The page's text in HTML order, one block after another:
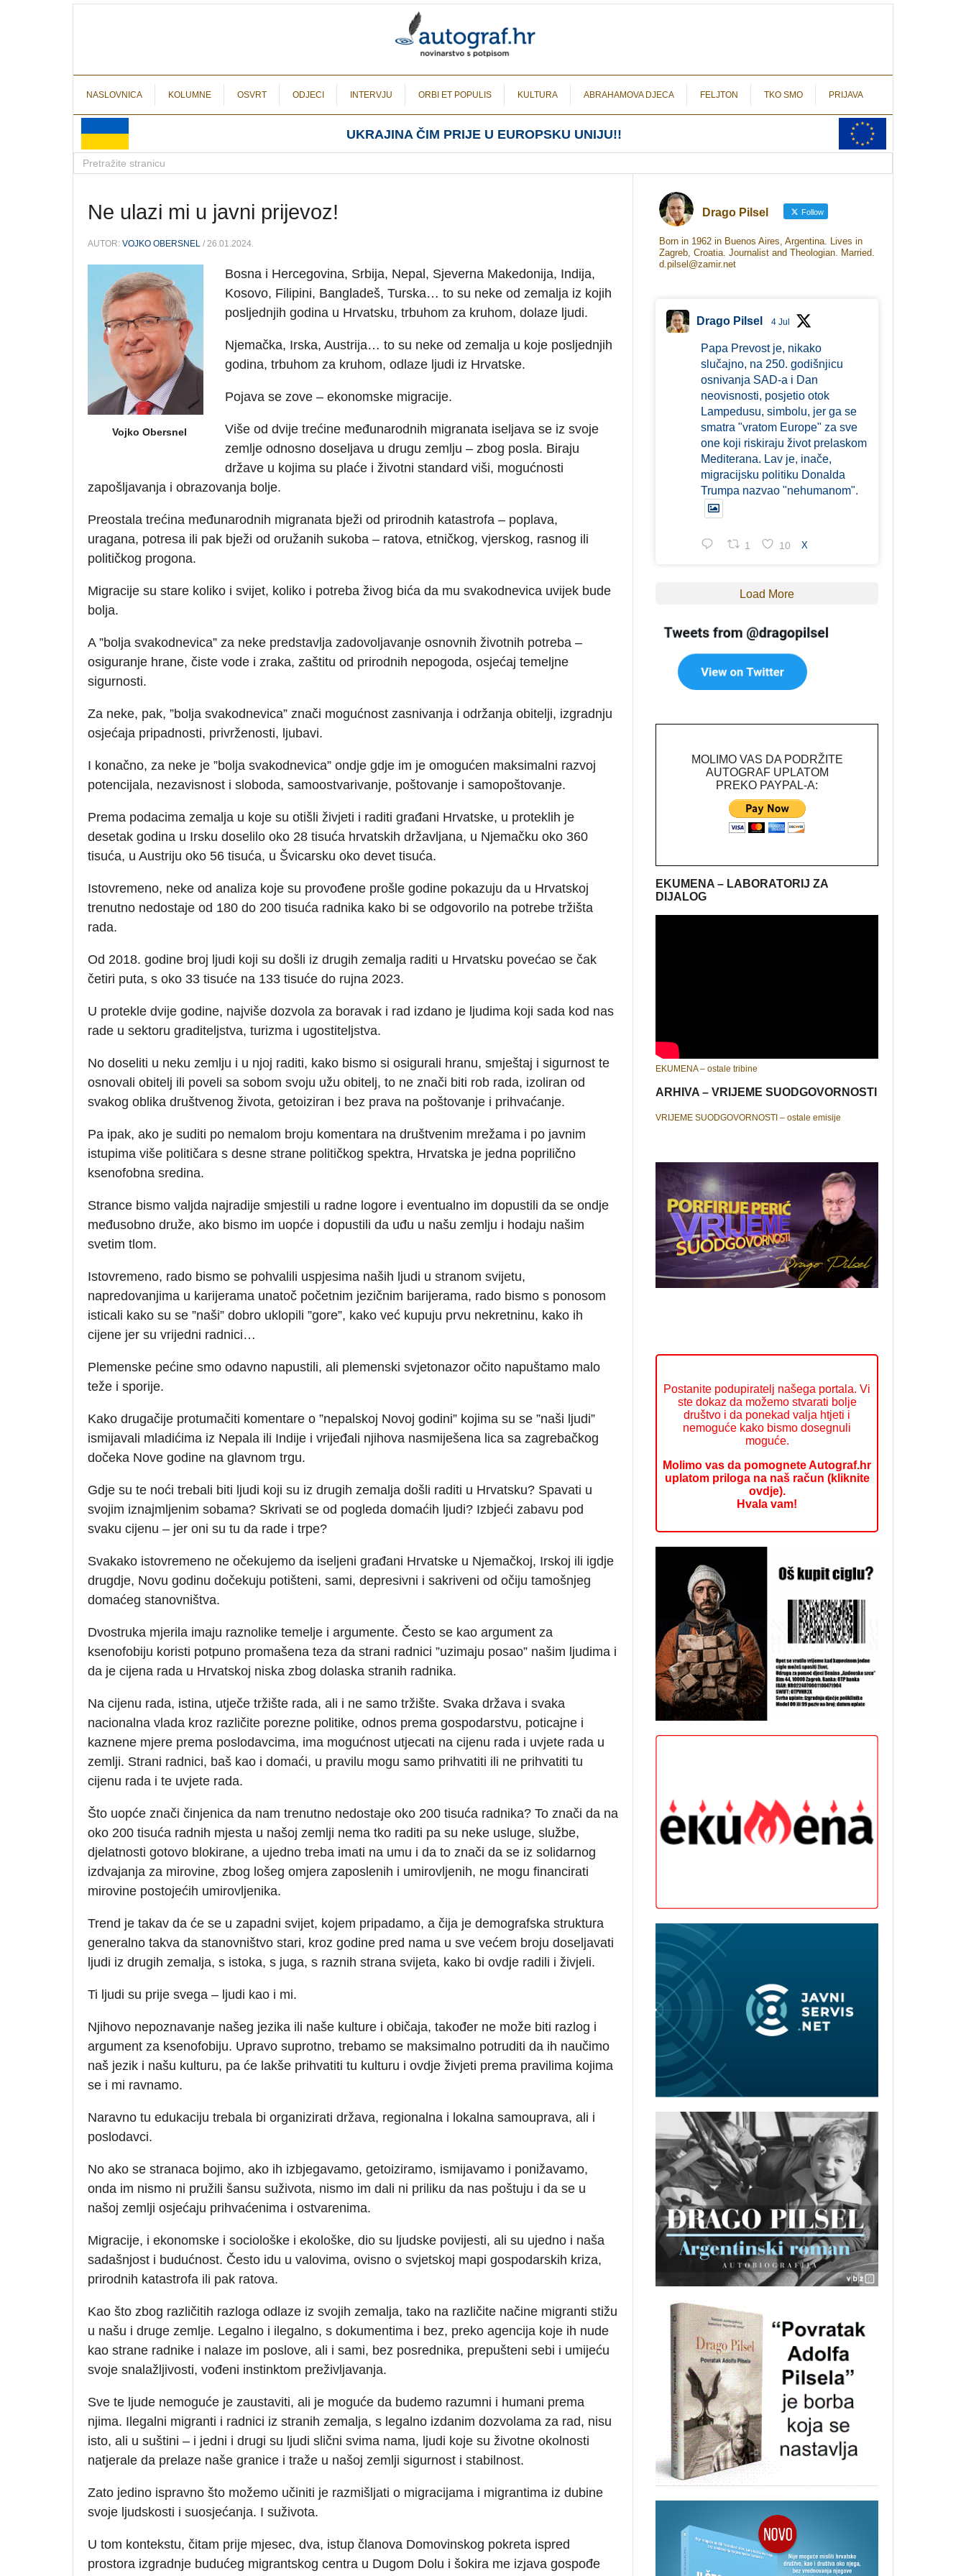
NASLOVNICA KOLUMNE OSVRT ODJECI INTERVJU ORBI ET POPULIS KULTURA ABRAHAMOVA DJECA FELJTON TKO SMO PRIJAVA
UKRAJINA ČIM PRIJE U EUROPSKU UNIJU!!
Ne ulazi mi u javni prijevoz!
AUTOR: VOJKO OBERSNEL / 26.01.2024.
Vojko Obersnel
Bosna i Hercegovina, Srbija, Nepal, Sjeverna Makedonija, Indija,
Kosovo, Filipini, Bangladeš, Turska… to su neke od zemalja iz kojih
posljednjih godina u Hrvatsku, trbuhom za kruhom, dolaze ljudi.
Njemačka, Irska, Austrija… to su neke od zemalja u koje posljednjih
godina, trbuhom za kruhom, odlaze ljudi iz Hrvatske.
Pojava se zove – ekonomske migracije.
Više od dvije trećine međunarodnih migranata iseljava se iz svoje
zemlje odnosno doseljava u drugu zemlju – zbog posla. Biraju
države u kojima su plaće i životni standard viši, mogućnosti
zapošljavanja i obrazovanja bolje.
Preostala trećina međunarodnih migranata bježi od prirodnih katastrofa – poplava,
uragana, potresa ili pak bježi od oružanih sukoba – ratova, etničkog, vjerskog, rasnog ili
političkog progona.
Migracije su stare koliko i svijet, koliko i potreba živog bića da mu svakodnevica uvijek bude
bolja.
A ”bolja svakodnevica” za neke predstavlja zadovoljavanje osnovnih životnih potreba –
osiguranje hrane, čiste vode i zraka, zaštitu od prirodnih nepogoda, osjećaj temeljne
sigurnosti.
Za neke, pak, ”bolja svakodnevica” znači mogućnost zasnivanja i održanja obitelji, izgradnju
osjećaja pripadnosti, privrženosti, ljubavi.
I konačno, za neke je ”bolja svakodnevica” ondje gdje im je omogućen maksimalni razvoj
potencijala, nezavisnost i sloboda, samoostvarivanje, poštovanje i samopoštovanje.
Prema podacima zemalja u koje su otišli živjeti i raditi građani Hrvatske, u proteklih je
desetak godina u Irsku doselilo oko 28 tisuća hrvatskih državljana, u Njemačku oko 360
tisuća, u Austriju oko 56 tisuća, u Švicarsku oko devet tisuća.
Istovremeno, neke od analiza koje su provođene prošle godine pokazuju da u Hrvatskoj
trenutno nedostaje od 180 do 200 tisuća radnika kako bi se odgovorilo na potrebe tržišta
rada.
Od 2018. godine broj ljudi koji su došli iz drugih zemalja raditi u Hrvatsku povećao se čak
četiri puta, s oko 33 tisuće na 133 tisuće do rujna 2023.
U protekle dvije godine, najviše dozvola za boravak i rad izdano je ljudima koji sada kod nas
rade u sektoru graditeljstva, turizma i ugostiteljstva.
No doseliti u neku zemlju i u njoj raditi, kako bismo si osigurali hranu, smještaj i sigurnost te
osnovali obitelj ili poveli sa sobom svoju užu obitelj, to ne znači biti rob rada, izoliran od
svakog oblika društvenog života, getoiziran i bez prava na poštovanje i prihvaćanje.
Pa ipak, ako je suditi po nemalom broju komentara na društvenim mrežama i po javnim
istupima više političara s desne strane političkog spektra, Hrvatska je jedna poprilično
ksenofobna sredina.
Strance bismo valjda najradije smjestili u radne logore i eventualno im dopustili da se ondje
međusobno druže, ako bismo im uopće i dopustili da uđu u našu zemlju i hodaju našim
svetim tlom.
Istovremeno, rado bismo se pohvalili uspjesima naših ljudi u stranom svijetu,
napredovanjima u karijerama unatoč početnim jezičnim barijerama, rado bismo s ponosom
isticali kako su se ”naši” dobro uklopili ”gore”, kako već kupuju prvu nekretninu, kako ih
cijene jer su vrijedni radnici…
Plemenske pećine smo odavno napustili, ali plemenski svjetonazor očito napuštamo malo
teže i sporije.
Kako drugačije protumačiti komentare o ”nepalskoj Novoj godini” kojima su se ”naši ljudi”
ismijavali mladićima iz Nepala ili Indije i vrijeđali njihova nasmiješena lica sa zagrebačkog
dočeka Nove godine na glavnom trgu.
Gdje su te noći trebali biti ljudi koji su iz drugih zemalja došli raditi u Hrvatsku? Spavati u
svojim iznajmljenim sobama? Skrivati se od pogleda domaćih ljudi? Izbjeći zabavu pod
svaku cijenu – jer oni su tu da rade i trpe?
Svakako istovremeno ne očekujemo da iseljeni građani Hrvatske u Njemačkoj, Irskoj ili igdje
drugdje, Novu godinu dočekuju potišteni, sami, depresivni i sakriveni od očiju tamošnjeg
domaćeg stanovništva.
Dvostruka mjerila imaju raznolike temelje i argumente. Često se kao argument za
ksenofobiju koristi potpuno promašena teza da strani radnici ”uzimaju posao” našim ljudima i
da je cijena rada u Hrvatskoj niska zbog dolaska stranih radnika.
Na cijenu rada, istina, utječe tržište rada, ali i ne samo tržište. Svaka država i svaka
nacionalna vlada kroz različite porezne politike, odnos prema gospodarstvu, poticajne i
kaznene mjere prema poslodavcima, ima mogućnost utjecati na cijenu rada i uvjete rada u
zemlji. Strani radnici, baš kao i domaći, u pravilu mogu samo prihvatiti ili ne prihvatiti tu
cijenu rada i te uvjete rada.
Što uopće znači činjenica da nam trenutno nedostaje oko 200 tisuća radnika? To znači da na
oko 200 tisuća radnih mjesta u našoj zemlji nema tko raditi pa su neke usluge, službe,
djelatnosti gotovo blokirane, a ujedno treba imati na umu i da to znači da se iz solidarnog
izdvajanja za mirovine, zbog lošeg omjera zaposlenih i umirovljenih, ne mogu financirati
mirovine postojećih umirovljenika.
Trend je takav da će se u zapadni svijet, kojem pripadamo, a čija je demografska struktura
generalno takva da stanovništvo stari, kroz godine pred nama u sve većem broju doseljavati
ljudi iz drugih zemalja, s istoka, s juga, s raznih strana svijeta, kako bi ovdje radili i živjeli.
Ti ljudi su prije svega – ljudi kao i mi.
Njihovo nepoznavanje našeg jezika ili naše kulture i običaja, također ne može biti razlog i
argument za ksenofobiju. Upravo suprotno, trebamo se maksimalno potruditi da ih naučimo
naš jezik i našu kulturu, pa će lakše prihvatiti tu kulturu i ovdje živjeti prema pravilima kojima
se i mi ravnamo.
Naravno tu edukaciju trebala bi organizirati država, regionalna i lokalna samouprava, ali i
poslodavci.
No ako se stranaca bojimo, ako ih izbjegavamo, getoiziramo, ismijavamo i ponižavamo,
onda im nismo ni pružili šansu suživota, nismo im dali ni priliku da nas poštuju i da se u
našoj zemlji osjećaju prihvaćenima i ostvarenima.
Migracije, i ekonomske i sociološke i ekološke, dio su ljudske povijesti, ali su ujedno i naša
sadašnjost i budućnost. Često idu u valovima, ovisno o svjetskoj mapi gospodarskih kriza,
prirodnih katastrofa ili pak ratova.
Kao što zbog različitih razloga odlaze iz svojih zemalja, tako na različite načine migranti stižu
u našu i druge zemlje. Legalno i ilegalno, s dokumentima i bez, preko agencija koje ih nude
kao strane radnike i nalaze im poslove, ali i sami, bez posrednika, prepušteni sebi i umijeću
svoje snalažljivosti, vođeni instinktom preživljavanja.
Sve te ljude nemoguće je zaustaviti, ali je moguće da budemo razumni i humani prema
njima. Ilegalni migranti i radnici iz stranih zemalja, s legalno izdanim dozvolama za rad, nisu
isto, ali u suštini – i jedni i drugi su ljudi slični svima nama, ljudi koje su životne okolnosti
natjerale da prelaze naše granice i traže u našoj zemlji sigurnost i stabilnost.
Zato jedino ispravno što možemo učiniti je razmišljati o migracijama i migrantima iz dubine
svoje ljudskosti i suosjećanja. I suživota.
U tom kontekstu, čitam prije mjesec, dva, istup članova Domovinskog pokreta ispred
prostora izgradnje budućeg migrantskog centra u Dugom Dolu i šokira me izjava gospođe
Drago Pilsel Follow
Born in 1962 in Buenos Aires, Argentina. Lives in
Zagreb, Croatia. Journalist and Theologian. Married.
d.pilsel@zamir.net
Drago Pilsel 4 Jul
Papa Prevost je, nikako
slučajno, na 250. godišnjicu
osnivanja SAD-a i Dan
neovisnosti, posjetio otok
Lampedusu, simbolu, jer ga se
smatra "vratom Europe" za sve
one koji riskiraju život prelaskom
Mediterana. Lav je, inače,
migracijsku politiku Donalda
Trumpa nazvao "nehumanom".
1 10 X
Load More
MOLIMO VAS DA PODRŽITE
AUTOGRAF UPLATOM
PREKO PAYPAL-A:
EKUMENA – LABORATORIJ ZA
DIJALOG
EKUMENA – ostale tribine
ARHIVA – VRIJEME SUODGOVORNOSTI
VRIJEME SUODGOVORNOSTI – ostale emisije
Postanite podupiratelj našega portala. Vi
ste dokaz da možemo stvarati bolje
društvo i da ponekad valja htjeti i
nemoguće kako bismo dosegnuli
moguće.
Molimo vas da pomognete Autograf.hr
uplatom priloga na naš račun (kliknite
ovdje).
Hvala vam!